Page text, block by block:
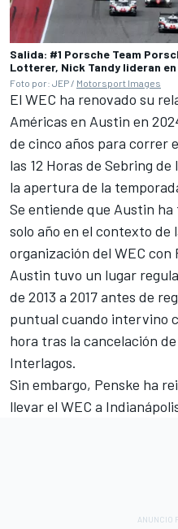
Salida: #1 Porsche Team
Lotterer, Nick Tandy lideran en
Foto por: JEP / Motorsport Images
El WEC ha renovado su
Américas en Austin en
de cinco años para correr
las 12 Horas de Sebring
la apertura de la
Se entiende que Austin
solo año en el contexto de
organización del WEC con
Austin tuvo un lugar
de 2013 a 2017 antes de
puntual cuando intervino
hora tras la cancelación
Interlagos.
Sin embargo, Penske ha
llevar el WEC a